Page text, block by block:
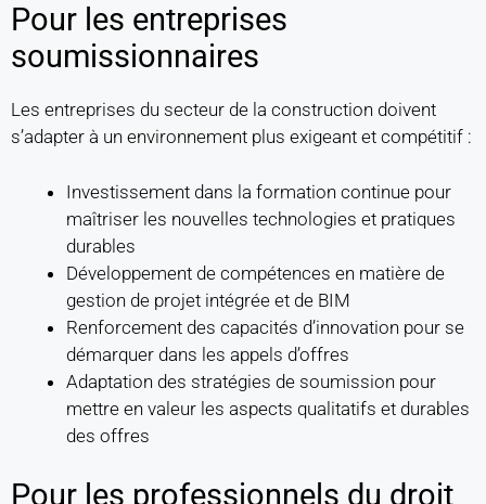
Pour les entreprises
soumissionnaires
Les entreprises du secteur de la construction doivent
s’adapter à un environnement plus exigeant et compétitif :
Investissement dans la formation continue pour
maîtriser les nouvelles technologies et pratiques
durables
Développement de compétences en matière de
gestion de projet intégrée et de BIM
Renforcement des capacités d’innovation pour se
démarquer dans les appels d’offres
Adaptation des stratégies de soumission pour
mettre en valeur les aspects qualitatifs et durables
des offres
Pour les professionnels du droit